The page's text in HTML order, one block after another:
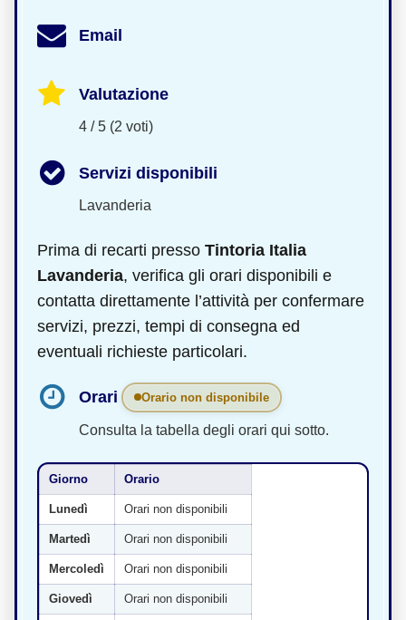
Email
Valutazione
4 / 5 (2 voti)
Servizi disponibili
Lavanderia
Prima di recarti presso Tintoria Italia
Lavanderia, verifica gli orari disponibili e
contatta direttamente l’attività per confermare
servizi, prezzi, tempi di consegna ed
eventuali richieste particolari.
Orari Orario non disponibile
Consulta la tabella degli orari qui sotto.
Giorno Orario
Lunedì Orari non disponibili
Martedì Orari non disponibili
Mercoledì Orari non disponibili
Giovedì Orari non disponibili